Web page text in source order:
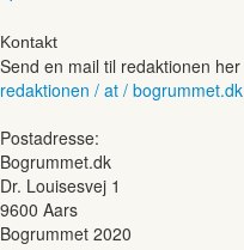
Kontakt
Send en mail til redaktionen her
redaktionen / at / bogrummet.dk
Postadresse:
Bogrummet.dk
Dr. Louisesvej 1
9600 Aars
Bogrummet 2020